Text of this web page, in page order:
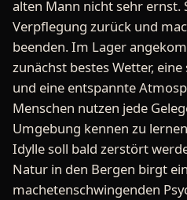
alten Mann nicht sehr ernst.
Verpflegung zurück und
beenden. Im Lager
zunächst bestes Wetter,
und eine entspannte
Menschen nutzen jede
Umgebung kennen zu
Idylle soll bald zerstört
Natur in den Bergen birgt
machetenschwingenden